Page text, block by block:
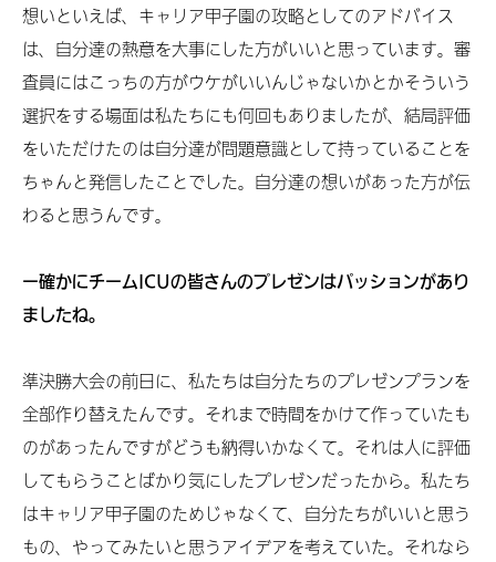
想いといえば、キャリア甲子園の攻略としてのアドバイス
は、自分達の熱意を大事にした方がいいと思っています。審
査員にはこっちの方がウケがいいんじゃないかとかそういう
選択をする場面は私たちにも何回もありましたが、結局評価
をいただけたのは自分達が問題意識として持っていることを
ちゃんと発信したことでした。自分達の想いがあった方が伝
わると思うんです。
ー確かにチームICUの皆さんのプレゼンはパッションがあり
ましたね。
準決勝大会の前日に、私たちは自分たちのプレゼンプランを
全部作り替えたんです。それまで時間をかけて作っていたも
のがあったんですがどうも納得いかなくて。それは人に評価
してもらうことばかり気にしたプレゼンだったから。私たち
はキャリア甲子園のためじゃなくて、自分たちがいいと思う
もの、やってみたいと思うアイデアを考えていた。それなら